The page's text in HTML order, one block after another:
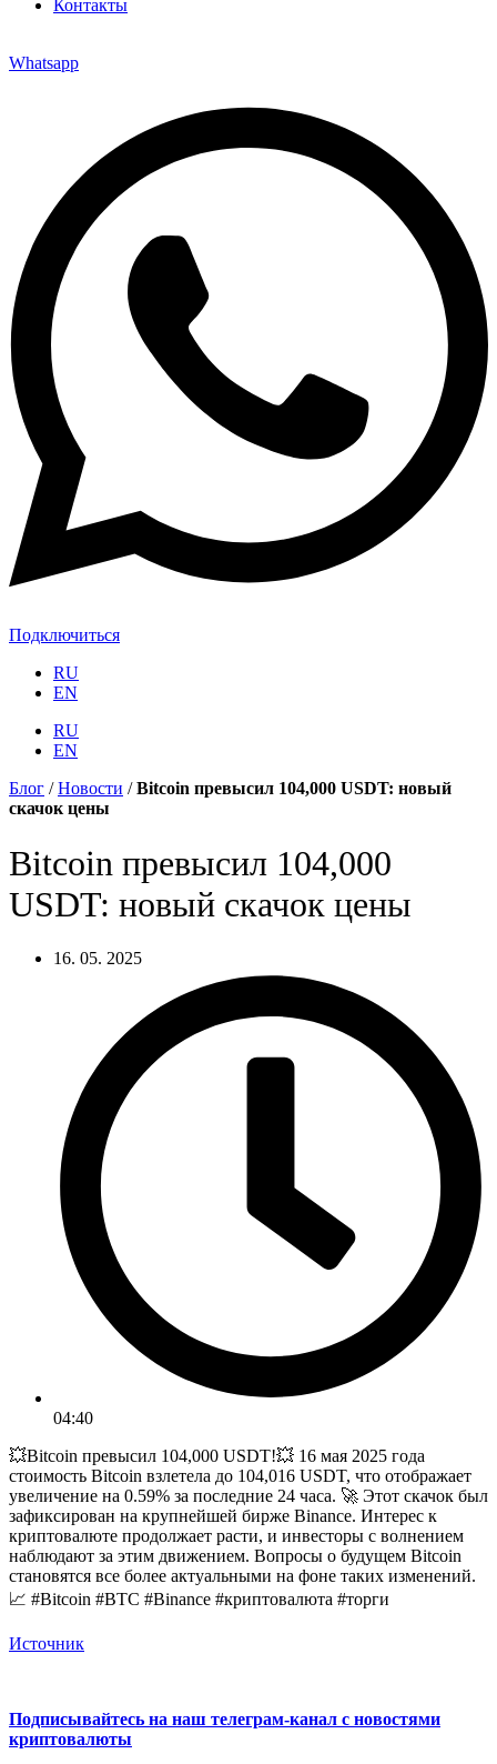
Контакты
Whatsapp
Подключиться
RU
EN
RU
EN
Блог /Новости /Bitcoin превысил 104,000 USDT: новый
скачок цены
Bitcoin превысил 104,000
USDT: новый скачок цены
16. 05. 2025
04:40
💥Bitcoin превысил 104,000 USDT!💥 16 мая 2025 года
стоимость Bitcoin взлетела до 104,016 USDT, что отображает
увеличение на 0.59% за последние 24 часа. 🚀 Этот скачок был
зафиксирован на крупнейшей бирже Binance. Интерес к
криптовалюте продолжает расти, и инвесторы с волнением
наблюдают за этим движением. Вопросы о будущем Bitcoin
становятся все более актуальными на фоне таких изменений.
📈 #Bitcoin #BTC #Binance #криптовалюта #торги
Источник
Подписывайтесь на наш телеграм-канал с новостями
криптовалюты